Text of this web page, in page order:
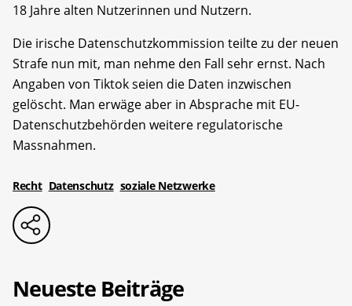
18 Jahre alten Nutzerinnen und Nutzern.
Die irische Datenschutzkommission teilte zu der neuen
Strafe nun mit, man nehme den Fall sehr ernst. Nach
Angaben von Tiktok seien die Daten inzwischen
gelöscht. Man erwäge aber in Absprache mit EU-
Datenschutzbehörden weitere regulatorische
Massnahmen.
Recht Datenschutz soziale Netzwerke
Neueste Beiträge